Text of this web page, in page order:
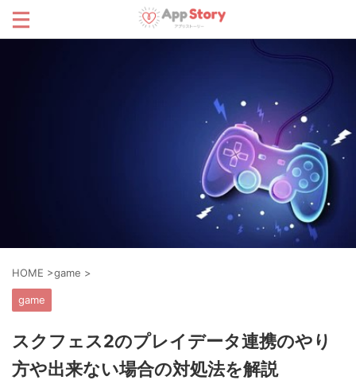
HOME >game >
game
スクフェス2のプレイデータ連携のやり
方や出来ない場合の対処法を解説